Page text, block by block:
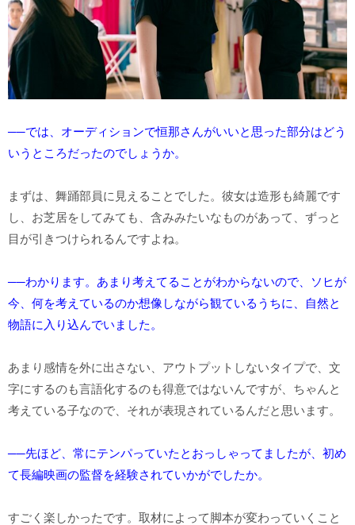
──では、オーディションで恒那さんがいいと思った部分はどう
いうところだったのでしょうか。
まずは、舞踊部員に見えることでした。彼女は造形も綺麗です
し、お芝居をしてみても、含みみたいなものがあって、ずっと
目が引きつけられるんですよね。
──わかります。あまり考えてることがわからないので、ソヒが
今、何を考えているのか想像しながら観ているうちに、自然と
物語に入り込んでいました。
あまり感情を外に出さない、アウトプットしないタイプで、文
字にするのも言語化するのも得意ではないんですが、ちゃんと
考えている子なので、それが表現されているんだと思います。
──先ほど、常にテンパっていたとおっしゃってましたが、初め
て長編映画の監督を経験されていかがでしたか。
すごく楽しかったです。取材によって脚本が変わっていくこと